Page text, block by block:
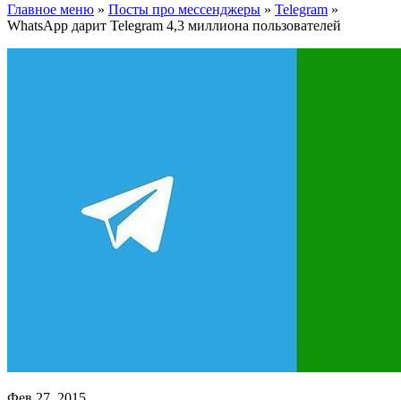
Главное меню » Посты про мессенджеры » Telegram »
WhatsApp дарит Telegram 4,3 миллиона пользователей